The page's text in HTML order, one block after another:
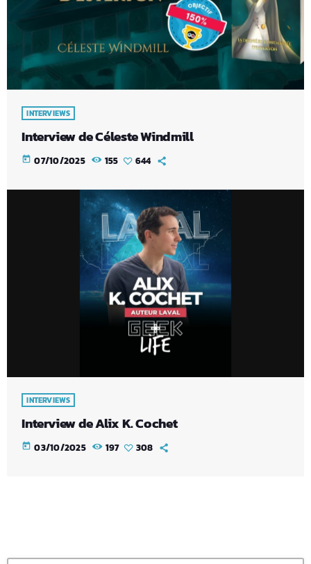
INTERVIEWS
Interview de Céleste Windmill
today 07/10/2025 155 644
INTERVIEWS
Interview de Alix K. Cochet
today 03/10/2025 197 308